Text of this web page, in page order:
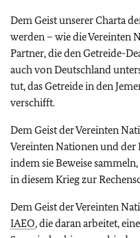
Dem Geist unserer Charta
werden – wie die Vereinten
Partner, die den Getreide-
auch von Deutschland
tut, das Getreide in den
verschifft.
Dem Geist der Vereinten
Vereinten Nationen und
indem sie Beweise
in diesem Krieg zur
Dem Geist der Vereinten
IAEO, die daran arbeitet,